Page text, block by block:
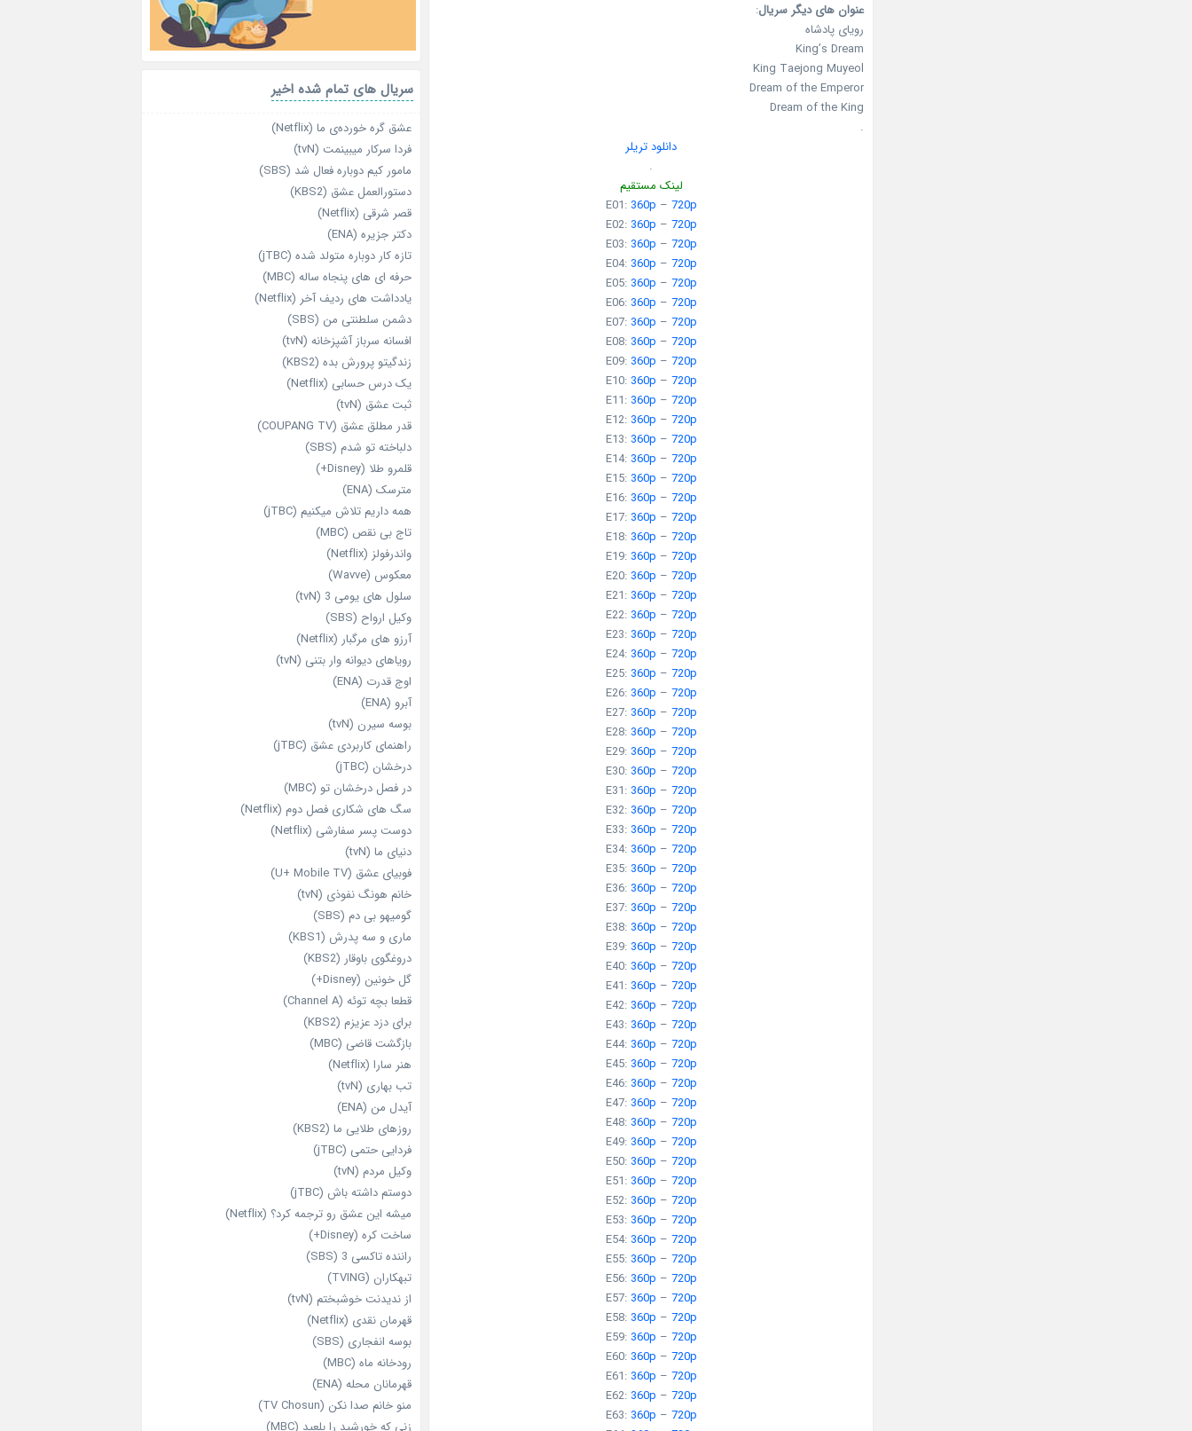
عنوان های دیگر سریال:
رویای پادشاه
King’s Dream
King Taejong Muyeol
Dream of the Emperor
Dream of the King
.
دانلود تریلر
.
لینک مستقیم
E01: 360p – 720p
E02: 360p – 720p
E03: 360p – 720p
E04: 360p – 720p
E05: 360p – 720p
E06: 360p – 720p
E07: 360p – 720p
E08: 360p – 720p
E09: 360p – 720p
E10: 360p – 720p
E11: 360p – 720p
E12: 360p – 720p
E13: 360p – 720p
E14: 360p – 720p
E15: 360p – 720p
E16: 360p – 720p
E17: 360p – 720p
E18: 360p – 720p
E19: 360p – 720p
E20: 360p – 720p
E21: 360p – 720p
E22: 360p – 720p
E23: 360p – 720p
E24: 360p – 720p
E25: 360p – 720p
E26: 360p – 720p
E27: 360p – 720p
E28: 360p – 720p
E29: 360p – 720p
E30: 360p – 720p
E31: 360p – 720p
E32: 360p – 720p
E33: 360p – 720p
E34: 360p – 720p
E35: 360p – 720p
E36: 360p – 720p
E37: 360p – 720p
E38: 360p – 720p
E39: 360p – 720p
E40: 360p – 720p
E41: 360p – 720p
E42: 360p – 720p
E43: 360p – 720p
E44: 360p – 720p
E45: 360p – 720p
E46: 360p – 720p
E47: 360p – 720p
E48: 360p – 720p
E49: 360p – 720p
E50: 360p – 720p
E51: 360p – 720p
E52: 360p – 720p
E53: 360p – 720p
E54: 360p – 720p
E55: 360p – 720p
E56: 360p – 720p
E57: 360p – 720p
E58: 360p – 720p
E59: 360p – 720p
E60: 360p – 720p
E61: 360p – 720p
E62: 360p – 720p
E63: 360p – 720p
سریال های تمام شده اخیر
عشق گره خورده‌ی ما (Netflix)
فردا سرکار میبینمت (tvN)
مامور کیم دوباره فعال شد (SBS)
دستورالعمل عشق (KBS2)
قصر شرقی (Netflix)
دکتر جزیره (ENA)
تازه‌ کار دوباره‌ متولد شده (jTBC)
حرفه‌ ای‌ های پنجاه‌ ساله (MBC)
یادداشت‌ های ردیف آخر (Netflix)
دشمن سلطنتی من (SBS)
افسانه سرباز آشپزخانه (tvN)
زندگیتو پرورش بده (KBS2)
یک درس حسابی (Netflix)
ثبت عشق (tvN)
قدر مطلق عشق (COUPANG TV)
دلباخته تو شدم (SBS)
قلمرو طلا (Disney+)
مترسک (ENA)
همه داریم تلاش میکنیم (jTBC)
تاج بی‌ نقص (MBC)
واندرفولز (Netflix)
معکوس (Wavve)
سلول های یومی 3 (tvN)
وکیل ارواح (SBS)
آرزو های مرگبار (Netflix)
رویاهای دیوانه‌ وار بتنی (tvN)
اوج قدرت (ENA)
آبرو (ENA)
بوسه سیرن (tvN)
راهنمای کاربردی عشق (jTBC)
درخشان (jTBC)
در فصل درخشان تو (MBC)
سگ های شکاری فصل دوم (Netflix)
دوست‌ پسر سفارشی (Netflix)
دنیای ما (tvN)
فوبیای عشق (U+ Mobile TV)
خانم هونگ نفوذی (tvN)
گومیهو بی دم (SBS)
ماری و سه پدرش (KBS1)
دروغگوی باوقار (KBS2)
گل خونین (Disney+)
قطعا بچه توئه (Channel A)
برای دزد عزیزم (KBS2)
بازگشت قاضی (MBC)
هنر سارا (Netflix)
تب بهاری (tvN)
آیدل من (ENA)
روزهای طلایی ما (KBS2)
فردایی حتمی (jTBC)
وکیل مردم (tvN)
دوستم داشته باش (jTBC)
میشه این عشق رو ترجمه کرد؟ (Netflix)
ساخت کره (Disney+)
راننده تاکسی 3 (SBS)
تبهکاران (TVING)
از ندیدنت خوشبختم (tvN)
قهرمان نقدی (Netflix)
بوسه انفجاری (SBS)
رودخانه ماه (MBC)
قهرمانان محله (ENA)
منو خانم صدا نکن (TV Chosun)
زنی که خورشید را بلعید (MBC)